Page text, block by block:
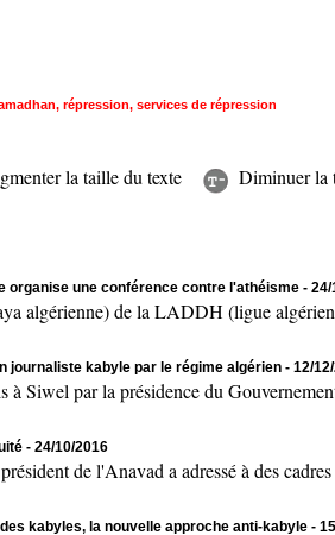
, répression, services de répression
la taille du texte Diminuer la
organise une conférence contre l'athéisme -
de la LADDH (ligue
journaliste kabyle par le régime algérien - 12/
par la présidence du
- 24/10/2016
de l'Anavad a adressé à des
kabyles, la nouvelle approche anti-kabyle -